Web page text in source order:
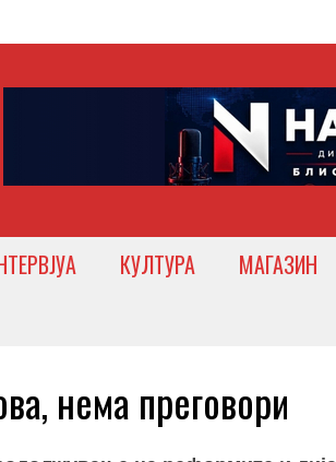
КУЛТУРА МАГАЗИН
нема преговори